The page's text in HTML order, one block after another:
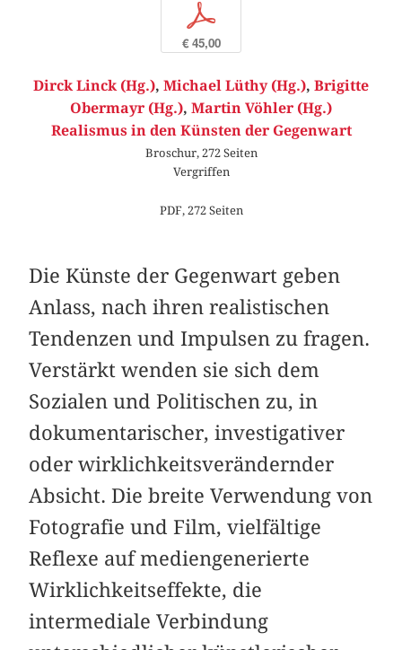
p
€ 45,00
Dirck Linck (Hg.), Michael Lüthy (Hg.), Brigitte
Obermayr (Hg.), Martin Vöhler (Hg.)
Realismus in den Künsten der Gegenwart
Broschur, 272 Seiten
Vergriffen
PDF, 272 Seiten
Die Künste der Gegenwart geben
Anlass, nach ihren realistischen
Tendenzen und Impulsen zu fragen.
Verstärkt wenden sie sich dem
Sozialen und Politischen zu, in
dokumentarischer, investigativer
oder wirklichkeitsverändernder
Absicht. Die breite Verwendung von
Fotografie und Film, vielfältige
Reflexe auf mediengenerierte
Wirklichkeitseffekte, die
intermediale Verbindung